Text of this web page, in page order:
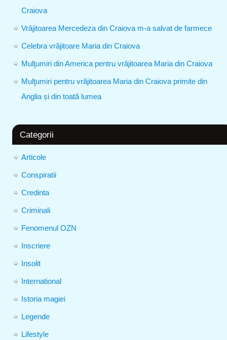
Craiova
Vrăjitoarea Mercedeza din Craiova m-a salvat de farmece
Celebra vrăjitoare Maria din Craiova
Mulţumiri din America pentru vrăjitoarea Maria din Craiova
Mulţumiri pentru vrăjitoarea Maria din Craiova primite din
Anglia și din toată lumea
Categorii
Articole
Conspiratii
Credinta
Criminali
Fenomenul OZN
Inscriere
Insolit
International
Istoria magiei
Legende
Lifestyle